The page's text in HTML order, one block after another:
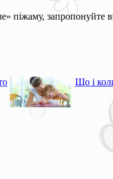
піжаму,
Що і